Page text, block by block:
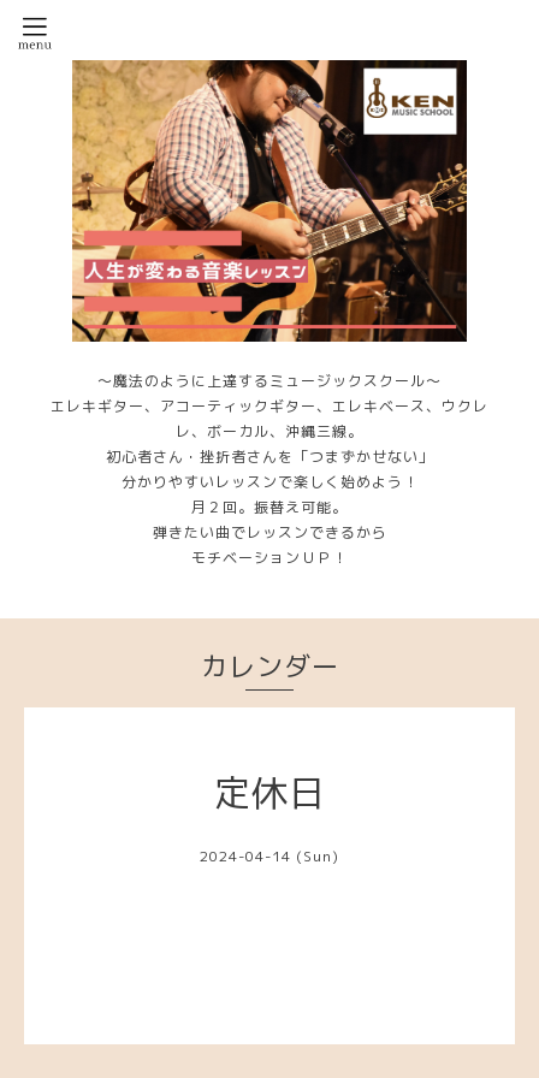
～魔法のように上達するミュージックスクール～
エレキギター、アコーティックギター、エレキベース、ウクレ
レ、ボーカル、沖縄三線。
初心者さん・挫折者さんを「つまずかせない」
分かりやすいレッスンで楽しく始めよう！
月２回。振替え可能。
弾きたい曲でレッスンできるから
モチベーションＵＰ！
カレンダー
定休日
2024-04-14 (Sun)